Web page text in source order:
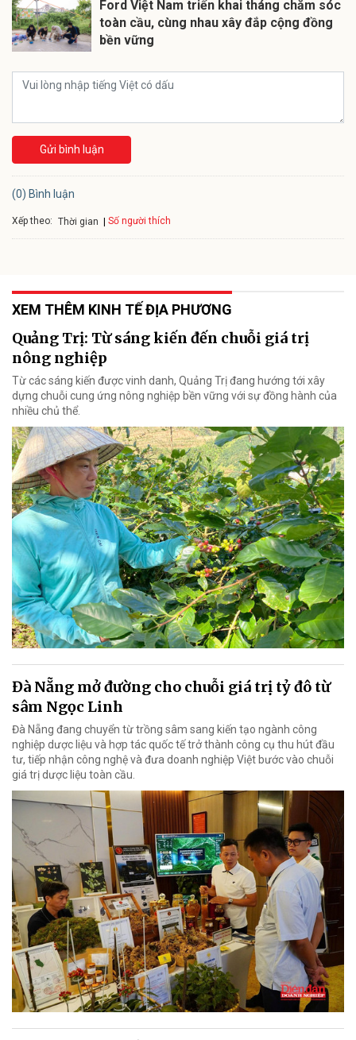
Ford Việt Nam triển khai tháng chăm sóc
toàn cầu, cùng nhau xây đắp cộng đồng
bền vững
Gửi bình luận
(0) Bình luận
Xếp theo: Thời gian Số người thích
XEM THÊM KINH TẾ ĐỊA PHƯƠNG
Quảng Trị: Từ sáng kiến đến chuỗi giá trị
nông nghiệp
Từ các sáng kiến được vinh danh, Quảng Trị đang hướng tới xây
dựng chuỗi cung ứng nông nghiệp bền vững với sự đồng hành của
nhiều chủ thể.
Đà Nẵng mở đường cho chuỗi giá trị tỷ đô từ
sâm Ngọc Linh
Đà Nẵng đang chuyển từ trồng sâm sang kiến tạo ngành công
nghiệp dược liệu và hợp tác quốc tế trở thành công cụ thu hút đầu
tư, tiếp nhận công nghệ và đưa doanh nghiệp Việt bước vào chuỗi
giá trị dược liệu toàn cầu.